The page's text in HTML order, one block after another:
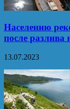
Населению
после разлива
13.07.2023